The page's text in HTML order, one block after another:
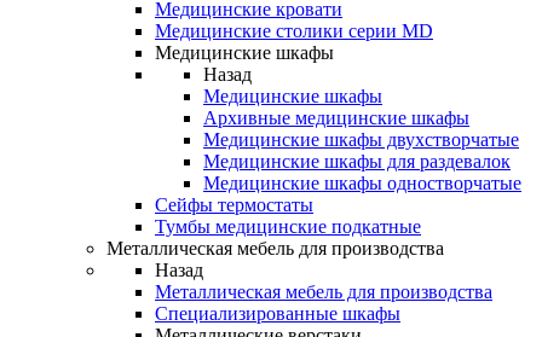
Медицинские кровати
Медицинские столики серии MD
Медицинские шкафы
Назад
Медицинские шкафы
Архивные медицинские шкафы
Медицинские шкафы двухстворчатые
Медицинские шкафы для раздевалок
Медицинские шкафы одностворчатые
Сейфы термостаты
Тумбы медицинские подкатные
Металлическая мебель для производства
Назад
Металлическая мебель для производства
Cпециализированные шкафы